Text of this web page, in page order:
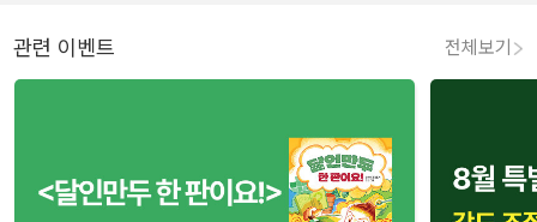
관련 이벤트 전체보기